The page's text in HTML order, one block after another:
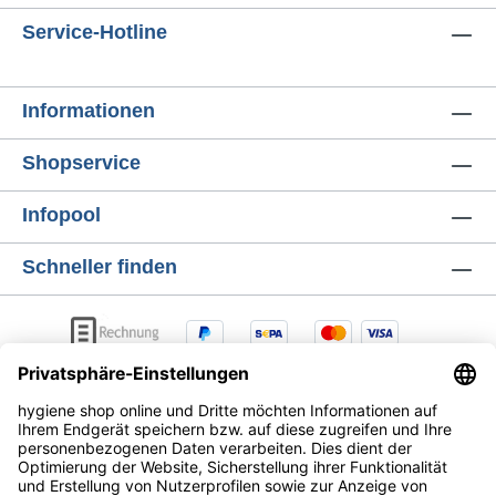
Service-Hotline
Informationen
Shopservice
Infopool
Schneller finden